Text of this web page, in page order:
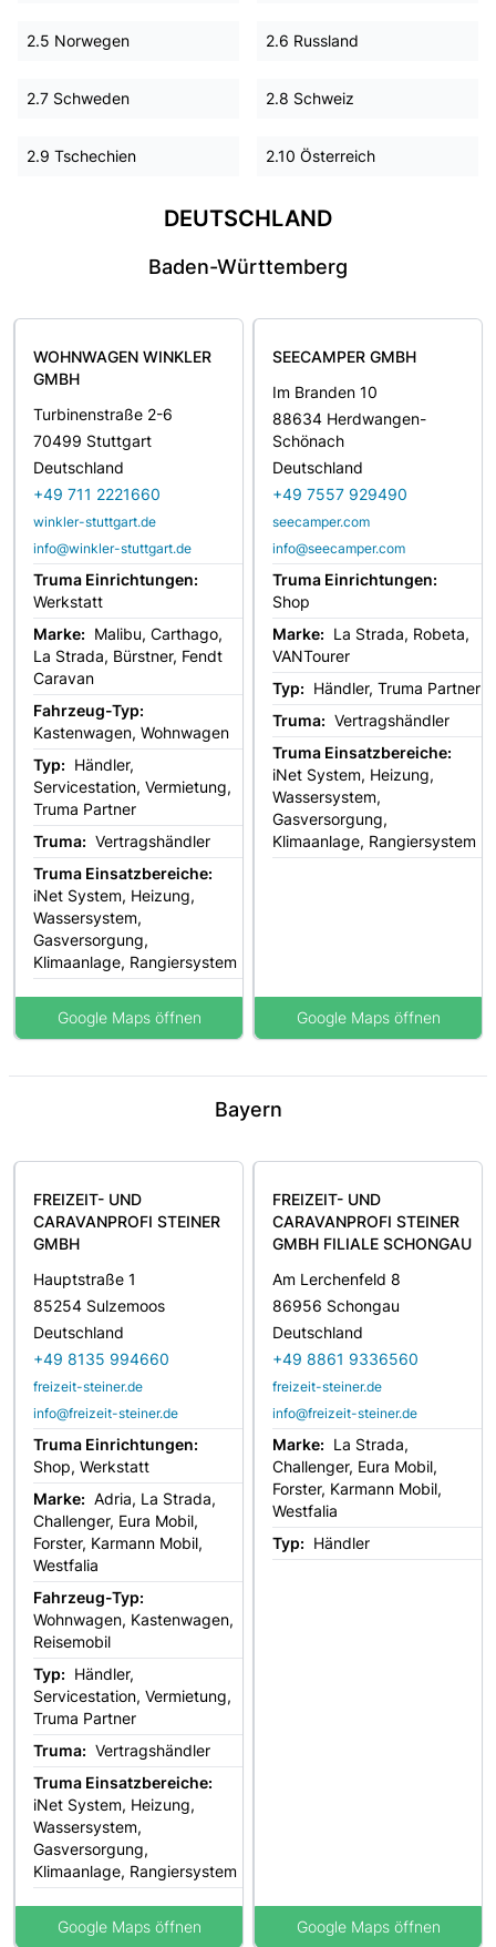
2.5 Norwegen 2.6 Russland
2.7 Schweden 2.8 Schweiz
2.9 Tschechien 2.10 Österreich
DEUTSCHLAND
Baden-Württemberg
WOHNWAGEN WINKLER
GMBH
Turbinenstraße 2-6
70499 Stuttgart
Deutschland
+49 711 2221660
winkler-stuttgart.de
info@winkler-stuttgart.de
Truma Einrichtungen:
Werkstatt
Marke: Malibu, Carthago,
La Strada, Bürstner, Fendt
Caravan
Fahrzeug-Typ:
Kastenwagen, Wohnwagen
Typ: Händler,
Servicestation, Vermietung,
Truma Partner
Truma: Vertragshändler
Truma Einsatzbereiche:
iNet System, Heizung,
Wassersystem,
Gasversorgung,
Klimaanlage, Rangiersystem
Google Maps öffnen
SEECAMPER GMBH
Im Branden 10
88634 Herdwangen-
Schönach
Deutschland
+49 7557 929490
seecamper.com
info@seecamper.com
Truma Einrichtungen:
Shop
Marke: La Strada, Robeta,
VANTourer
Typ: Händler, Truma Partner
Truma: Vertragshändler
Truma Einsatzbereiche:
iNet System, Heizung,
Wassersystem,
Gasversorgung,
Klimaanlage, Rangiersystem
Google Maps öffnen
Bayern
FREIZEIT- UND
CARAVANPROFI STEINER
GMBH
Hauptstraße 1
85254 Sulzemoos
Deutschland
+49 8135 994660
freizeit-steiner.de
info@freizeit-steiner.de
Truma Einrichtungen:
Shop, Werkstatt
Marke: Adria, La Strada,
Challenger, Eura Mobil,
Forster, Karmann Mobil,
Westfalia
Fahrzeug-Typ:
Wohnwagen, Kastenwagen,
Reisemobil
Typ: Händler,
Servicestation, Vermietung,
Truma Partner
Truma: Vertragshändler
Truma Einsatzbereiche:
iNet System, Heizung,
Wassersystem,
Gasversorgung,
Klimaanlage, Rangiersystem
Google Maps öffnen
FREIZEIT- UND
CARAVANPROFI STEINER
GMBH FILIALE SCHONGAU
Am Lerchenfeld 8
86956 Schongau
Deutschland
+49 8861 9336560
freizeit-steiner.de
info@freizeit-steiner.de
Marke: La Strada,
Challenger, Eura Mobil,
Forster, Karmann Mobil,
Westfalia
Typ: Händler
Google Maps öffnen